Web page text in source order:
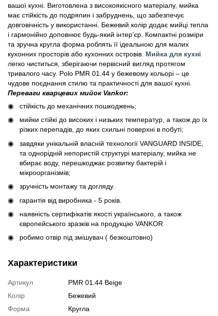
вашої кухні. Виготовлена з високоякісного матеріалу, мийка
має стійкість до подряпин і забруднень, що забезпечує
довговічність у використанні. Бежевий колір додає мийці тепла
і гармонійно доповнює будь-який інтер’єр. Компактні розміри
та зручна кругла форма роблять її ідеальною для малих
кухонних просторів або кухонних островів. Мийка для кухні
легко чиститься, зберігаючи первісний вигляд протягом
тривалого часу. Polo PMR 01.44 у бежевому кольорі – це
чудове поєднання стилю та практичності для вашої кухні.
Переваги кварцевих мийок Vankor:
стійкість до механічних пошкоджень;
мийки стійкі до високих і низьких температур, а також до їх
різких перепадів, до яких схильні поверхні в побуті;
завдяки унікальній власній технології VANGUARD INSIDE,
та однорідній непористій структурі матеріалу, мийка не
вбирає воду, перешкоджає розвитку бактерій і
мікроорганізмів;
зручність монтажу та догляду.
гарантія від виробника - 5 років.
наявність сертифікатів якості українського, а також
європейського зразків на продукцію VANKOR
робимо отвір під змішувач ( безкоштовно)
Характеристики
Артикул
PMR 01.44 Beige
Колір
Бежевий
Форма
Кругла